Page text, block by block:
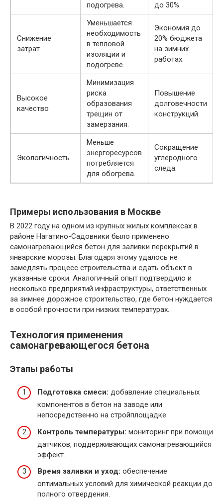
подогрева.
до 30%.
Снижение
затрат
Уменьшается
необходимость
в тепловой
изоляции и
подогреве.
Экономия до
20% бюджета
на зимних
работах.
Высокое
качество
Минимизация
риска
образования
трещин от
замерзания.
Повышение
долговечности
конструкций.
Экологичность
Меньше
энергоресурсов
потребляется
для обогрева.
Сокращение
углеродного
следа.
Примеры использования в Москве
В 2022 году на одном из крупных жилых комплексах в
районе Нагатино-Садовники было применено
самонагревающийся бетон для заливки перекрытий в
январские морозы. Благодаря этому удалось не
замедлять процесс строительства и сдать объект в
указанные сроки. Аналогичный опыт подтвердило и
несколько предприятий инфраструктуры, ответственных
за зимнее дорожное строительство, где бетон нуждается
в особой прочности при низких температурах.
Технология применения
самонагревающегося бетона
Этапы работы
Подготовка смеси: добавление специальных
компонентов в бетон на заводе или
непосредственно на стройплощадке.
Контроль температуры: мониторинг при помощи
датчиков, поддерживающих самонагревающийся
эффект.
Время заливки и уход: обеспечение
оптимальных условий для химической реакции до
полного отвердения.